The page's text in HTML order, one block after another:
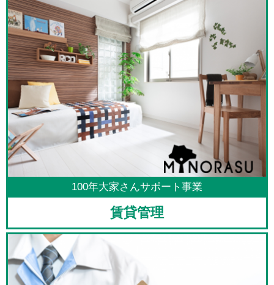
100年大家さんサポート事業
賃貸管理